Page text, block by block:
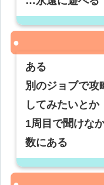
ある
別のジョブで攻
してみたいとか
1周目で聞けな
数にある